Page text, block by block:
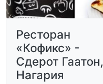
Ресторан
«Кофикс» -
Сдерот Гаатон,
Нагария